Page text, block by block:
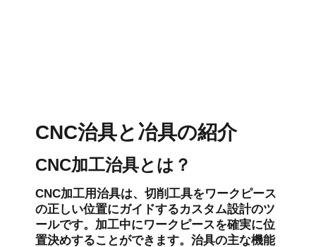
CNC治具と冶具の紹介
CNC加工治具とは？
CNC加工用治具は、切削工具をワークピース
の正しい位置にガイドするカスタム設計のツ
ールです。加工中にワークピースを確実に位
置決めすることができます。治具の主な機能